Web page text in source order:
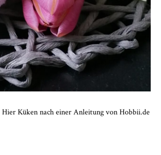
Küken nach einer Anleitung von Hobbii.de